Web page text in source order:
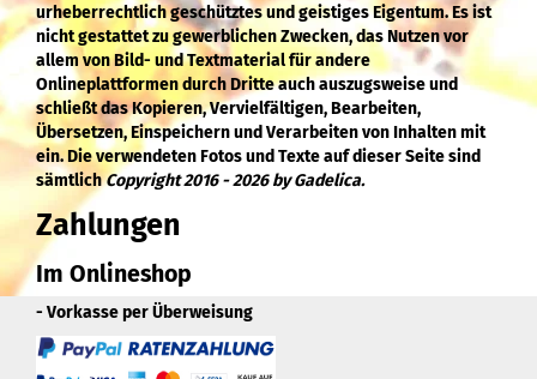
urheberrechtlich geschütztes und geistiges Eigentum. Es ist
nicht gestattet zu gewerblichen Zwecken, das Nutzen vor
allem von Bild- und Textmaterial für andere
Onlineplattformen durch Dritte auch auszugsweise und
schließt das Kopieren, Vervielfältigen, Bearbeiten,
Übersetzen, Einspeichern und Verarbeiten von Inhalten mit
ein. Die verwendeten Fotos und Texte auf dieser Seite sind
sämtlichCopyright 2016 - 2026 by Gadelica.
Zahlungen
Im Onlineshop
- Vorkasse per Überweisung